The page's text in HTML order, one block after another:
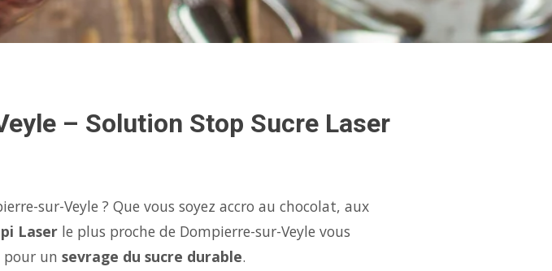
– Solution Stop Sucre Laser
sur-Veyle ? Que vous soyez accro au chocolat, aux
Laser le plus proche de Dompierre-sur-Veyle vous
pour un sevrage du sucre durable.